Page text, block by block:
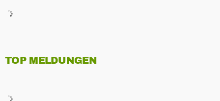
TOP MELDUNGEN